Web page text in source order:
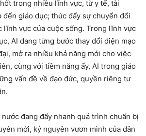
trong nhiều lĩnh vực, từ y tế, tài
giáo dục; thúc đẩy sự chuyển đổi
lĩnh vực của cuộc sống. Trong lĩnh vực
AI đang từng bước thay đổi diện mạo
mở ra nhiều khả năng mới cho việc
cùng với tiềm năng ấy, AI trong giáo
vấn đề về đạo đức, quyền riêng tư
đang đẩy nhanh quá trình chuẩn bị
mới, kỷ nguyên vươn mình của dân